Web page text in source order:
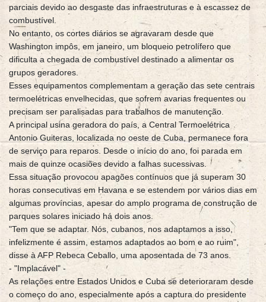
parciais devido ao desgaste das infraestruturas e à escassez de
combustível.
No entanto, os cortes diários se agravaram desde que
Washington impôs, em janeiro, um bloqueio petrolífero que
dificulta a chegada de combustível destinado a alimentar os
grupos geradores.
Esses equipamentos complementam a geração das sete centrais
termoelétricas envelhecidas, que sofrem avarias frequentes ou
precisam ser paralisadas para trabalhos de manutenção.
A principal usina geradora do país, a Central Termoelétrica
Antonio Guiteras, localizada no oeste de Cuba, permanece fora
de serviço para reparos. Desde o início do ano, foi parada em
mais de quinze ocasiões devido a falhas sucessivas.
Essa situação provocou apagões contínuos que já superam 30
horas consecutivas em Havana e se estendem por vários dias em
algumas províncias, apesar do amplo programa de construção de
parques solares iniciado há dois anos.
"Tem que se adaptar. Nós, cubanos, nos adaptamos a isso,
infelizmente é assim, estamos adaptados ao bom e ao ruim",
disse à AFP Rebeca Ceballo, uma aposentada de 73 anos.
- "Implacável" -
As relações entre Estados Unidos e Cuba se deterioraram desde
o começo do ano, especialmente após a captura do presidente